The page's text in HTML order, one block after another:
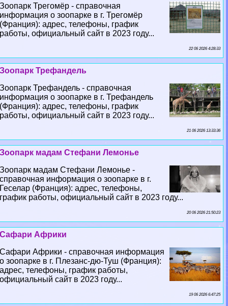
Зоопарк Трегомёр - справочная
информация о зоопарке в г. Трегомёр
(Франция): адрес, телефоны, график
работы, официальный сайт в 2023 году...
22 06 2026 4:28:33
Зоопарк Трефандель
Зоопарк Трефандель - справочная
информация о зоопарке в г. Трефандель
(Франция): адрес, телефоны, график
работы, официальный сайт в 2023 году...
21 06 2026 13:33:36
Зоопарк мадам Стефани Лемонье
Зоопарк мадам Стефани Лемонье -
справочная информация о зоопарке в г.
Геселар (Франция): адрес, телефоны,
график работы, официальный сайт в 2023 году...
20 06 2026 21:50:23
Сафари Африки
Сафари Африки - справочная информация
о зоопарке в г. Плезанс-дю-Туш (Франция):
адрес, телефоны, график работы,
официальный сайт в 2023 году...
19 06 2026 6:47:25